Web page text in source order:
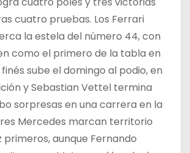
cuatro pruebas. Los Ferrari
la estela del número 44, con
como el primero de la tabla en
finés sube el domingo al podio, en
y Sebastian Vettel termina
sorpresas en una carrera en la
Mercedes marcan territorio
primeros, aunque Fernando